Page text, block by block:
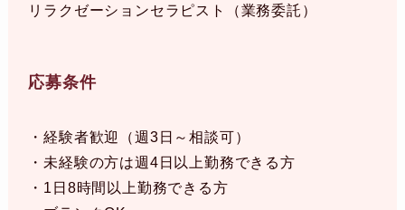
リラクゼーションセラピスト（業務委託）
応募条件
・経験者歓迎（週3日～相談可）
・未経験の方は週4日以上勤務できる方
・1日8時間以上勤務できる方